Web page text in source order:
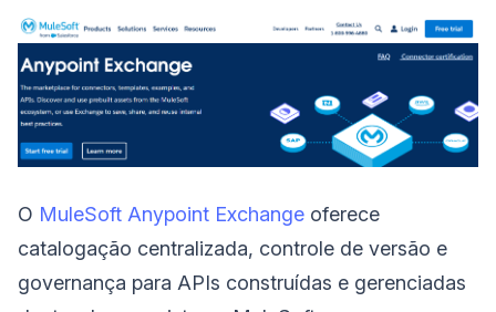
O MuleSoft Anypoint Exchange oferece
catalogação centralizada, controle de versão e
governança para APIs construídas e gerenciadas